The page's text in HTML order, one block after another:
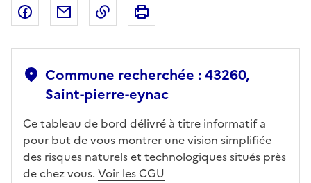
Partager sur Facebook
Partager par emailCopier dans le presse-papier
Commune recherchée : 43260,
Saint-pierre-eynac
Ce tableau de bord délivré à titre informatif a
pour but de vous montrer une vision simplifiée
des risques naturels et technologiques situés près
de chez vous. Voir les CGU